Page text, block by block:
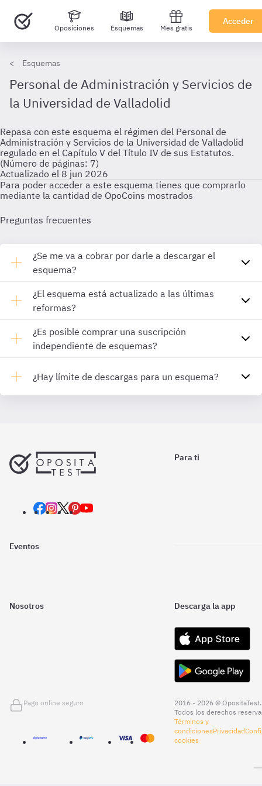
Oposiciones Esquemas Mes gratis
Acceder
Esquemas
Personal de Administración y Servicios de
la Universidad de Valladolid
Repasa con este esquema el régimen del Personal de
Administración y Servicios de la Universidad de Valladolid
regulado en el Capítulo V del Título IV de sus Estatutos.
(Número de páginas: 7)
Actualizado el 8 jun 2026
Para poder acceder a este esquema tienes que comprarlo
mediante la cantidad de OpoCoins mostrados
Preguntas frecuentes
¿Se me va a cobrar por darle a descargar el
esquema?
¿El esquema está actualizado a las últimas
reformas?
¿Es posible comprar una suscripción
independiente de esquemas?
¿Hay límite de descargas para un esquema?
Para ti
Eventos
Nosotros Descarga la app
Pago online seguro
2016 - 2026 © OpositaTest.
Todos los derechos
Términos y
condicionesPrivacidad
cookies